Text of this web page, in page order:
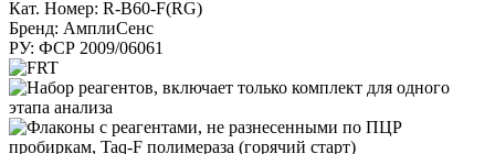
Кат. Номер: R-B60-F(RG)
Бренд: АмплиСенс
РУ: ФСР 2009/06061